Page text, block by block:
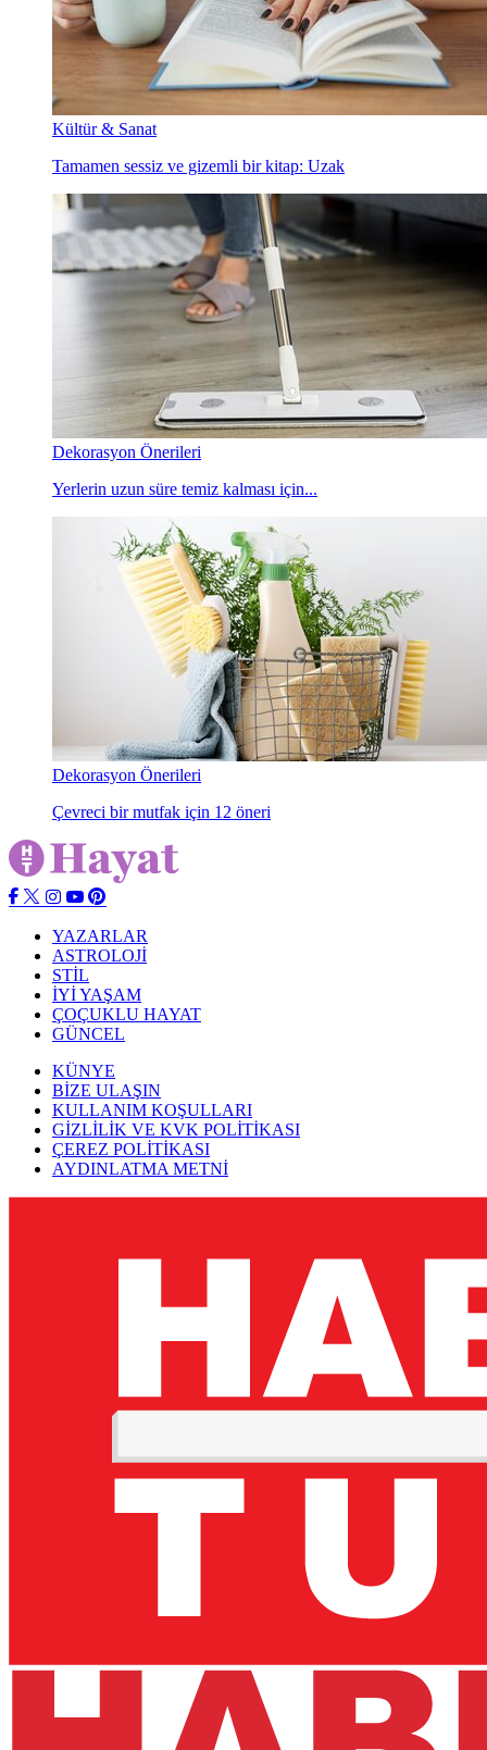
Kültür & Sanat
Tamamen sessiz ve gizemli bir kitap: Uzak
Dekorasyon Önerileri
Yerlerin uzun süre temiz kalması için...
Dekorasyon Önerileri
Çevreci bir mutfak için 12 öneri
YAZARLAR
ASTROLOJİ
STİL
İYİ YAŞAM
ÇOÇUKLU HAYAT
GÜNCEL
KÜNYE
BİZE ULAŞIN
KULLANIM KOŞULLARI
GİZLİLİK VE KVK POLİTİKASI
ÇEREZ POLİTİKASI
AYDINLATMA METNİ